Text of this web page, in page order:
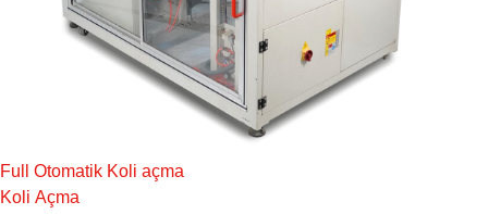
Full Otomatik Koli açma
Koli Açma